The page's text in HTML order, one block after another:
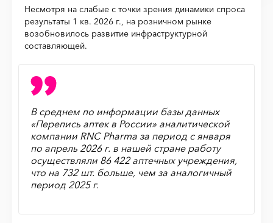
Несмотря на слабые с точки зрения динамики спроса
результаты 1 кв. 2026 г., на розничном рынке
возобновилось развитие инфраструктурной
составляющей.
В среднем по информации базы данных
«Перепись аптек в России» аналитической
компании RNC Pharma за период с января
по апрель 2026 г. в нашей стране работу
осуществляли 86 422 аптечных учреждения,
что на 732 шт. больше, чем за аналогичный
период 2025 г.